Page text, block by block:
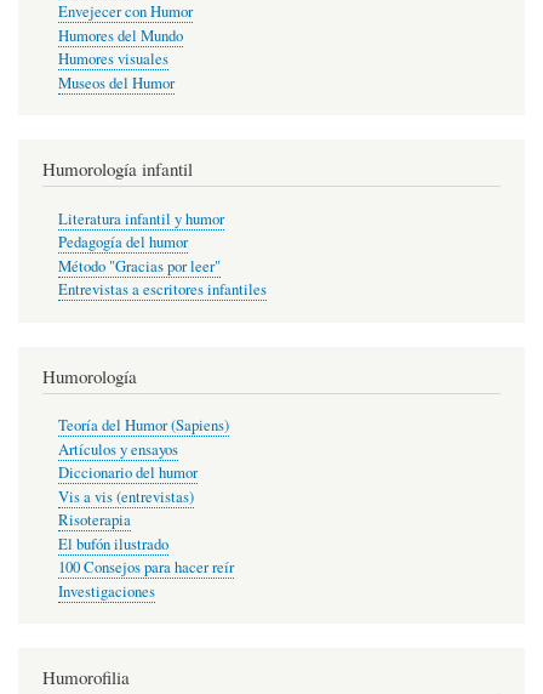
Envejecer con Humor
Humores del Mundo
Humores visuales
Museos del Humor
Humorología infantil
Literatura infantil y humor
Pedagogía del humor
Método "Gracias por leer"
Entrevistas a escritores infantiles
Humorología
Teoría del Humor (Sapiens)
Artículos y ensayos
Diccionario del humor
Vis a vis (entrevistas)
Risoterapia
El bufón ilustrado
100 Consejos para hacer reír
Investigaciones
Humorofilia